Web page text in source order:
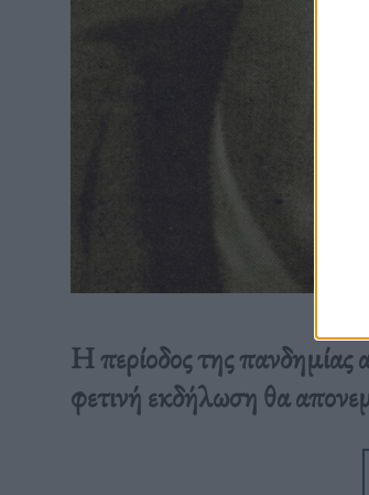
Η περίοδος της πανδημίας
φετινή εκδήλωση θα